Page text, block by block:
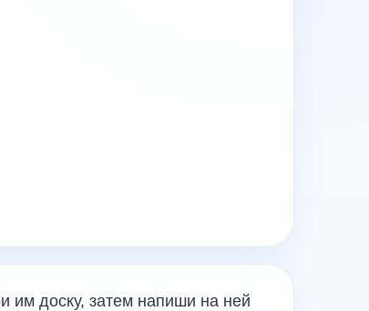
им доску, затем напиши на ней